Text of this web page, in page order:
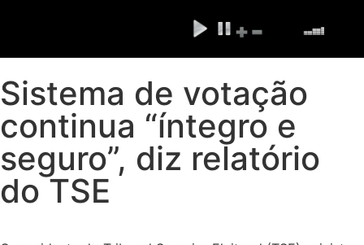
Sistema de votação
continua “íntegro e
seguro”, diz relatório
do TSE